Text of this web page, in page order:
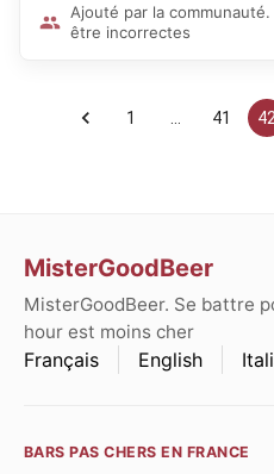
Ajouté par la
être incorrectes
1 41 42
MisterGoodBeer
MisterGoodBeer. Se battre
hour est moins cher
Français English
BARS PAS CHERS EN FRANCE